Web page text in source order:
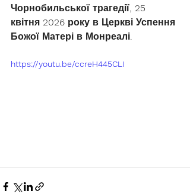
Чорнобильської трагедії, 25
квітня 2026 року в Церкві Успення
Божої Матері в Монреалі.
https://youtu.be/ccreH445CLI